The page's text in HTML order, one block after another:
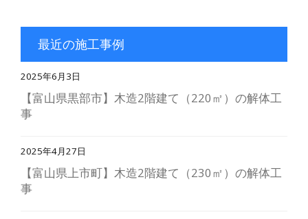
最近の施工事例
【富山県黒部市】木造2階建て（220㎡）の解体工
事
2025年6月3日
【富山県上市町】木造2階建て（230㎡）の解体工
事
2025年4月27日